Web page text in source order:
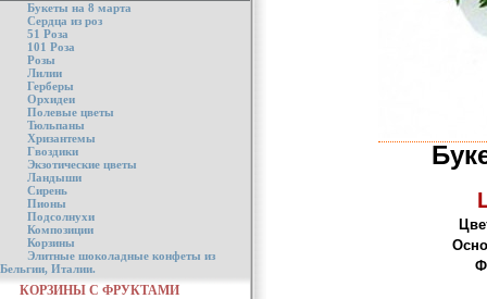
Букеты на 8 марта
Сердца из роз
51 Роза
101 Роза
Розы
Лилии
Герберы
Орхидеи
Полевые цветы
Тюльпаны
Хризантемы
Гвоздики
Экзотические цветы
Ландыши
Сирень
Пионы
Подсолнухи
Композиции
Корзины
Элитные шоколадные конфеты из
Бельгии, Италии.
КОРЗИНЫ С ФРУКТАМИ